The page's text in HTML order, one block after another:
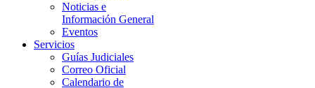
Noticias e
Información General
Eventos
Servicios
Guías Judiciales
Correo Oficial
Calendario de